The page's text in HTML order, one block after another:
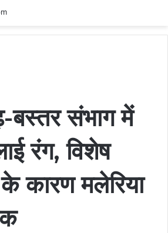
बस्तर संभाग में
रंग, विशेष
कारण मलेरिया